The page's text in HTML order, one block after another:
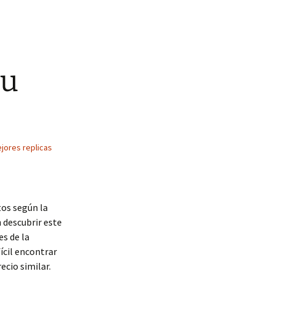
replicas
según la
este
de la
encontrar
similar.